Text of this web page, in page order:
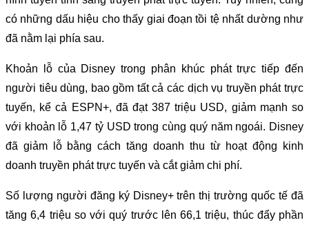
có những dấu hiệu cho thấy giai đoạn tồi tệ nhất dường như
đã nằm lại phía sau.
Khoản lỗ của Disney trong phân khúc phát trực tiếp đến
người tiêu dùng, bao gồm tất cả các dịch vụ truyền phát trực
tuyến, kể cả ESPN+, đã đạt 387 triệu USD, giảm mạnh so
với khoản lỗ 1,47 tỷ USD trong cùng quý năm ngoái. Disney
đã giảm lỗ bằng cách tăng doanh thu từ hoạt động kinh
doanh truyền phát trực tuyến và cắt giảm chi phí.
Số lượng người đăng ký Disney+ trên thị trường quốc tế đã
tăng 6,4 triệu so với quý trước lên 66,1 triệu, thúc đẩy phần